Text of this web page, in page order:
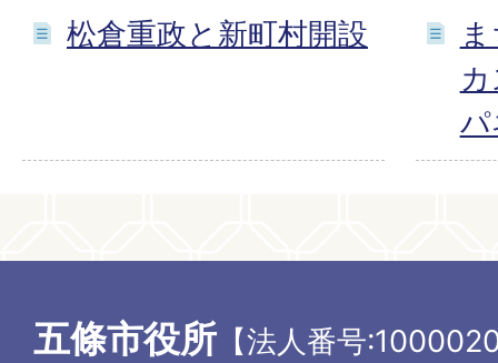
松倉重政と新町村開設
五條市役所 【法人番号